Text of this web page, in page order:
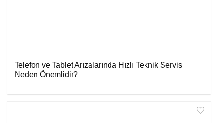
Telefon ve Tablet Arızalarında Hızlı Teknik Servis
Neden Önemlidir?